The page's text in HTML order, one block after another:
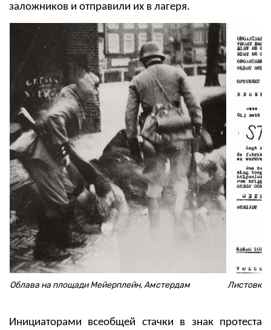
заложников и отправили их в лагеря.
Облава на площади Мейерплейн, Амстердам
Инициаторами всеобщей стачки в знак протеста